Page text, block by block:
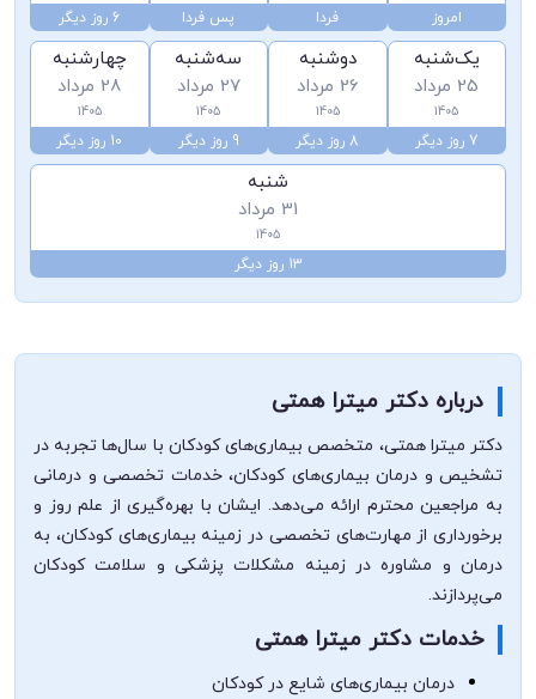
امروز فردا پس فردا 6 روز دیگر
یک‌شنبه
25 مرداد
1405
7 روز دیگر
دوشنبه
26 مرداد
1405
8 روز دیگر
سه‌شنبه
27 مرداد
1405
9 روز دیگر
چهارشنبه
28 مرداد
1405
10 روز دیگر
شنبه
31 مرداد
1405
13 روز دیگر
درباره دکتر میترا همتی
دکتر میترا همتی، متخصص بیماری‌های کودکان با سال‌ها تجربه در
تشخیص و درمان بیماری‌های کودکان، خدمات تخصصی و درمانی
به مراجعین محترم ارائه می‌دهد. ایشان با بهره‌گیری از علم روز و
برخورداری از مهارت‌های تخصصی در زمینه بیماری‌های کودکان، به
درمان و مشاوره در زمینه مشکلات پزشکی و سلامت کودکان
می‌پردازند.
خدمات دکتر میترا همتی
درمان بیماری‌های شایع در کودکان